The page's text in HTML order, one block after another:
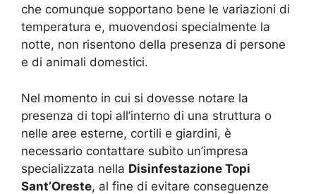
che comunque sopportano bene le variazioni di
temperatura e, muovendosi specialmente la
notte, non risentono della presenza di persone
e di animali domestici.
Nel momento in cui si dovesse notare la
presenza di topi all’interno di una struttura o
nelle aree esterne, cortili e giardini, è
necessario contattare subito un’impresa
specializzata nella Disinfestazione Topi
Sant’Oreste, al fine di evitare conseguenze